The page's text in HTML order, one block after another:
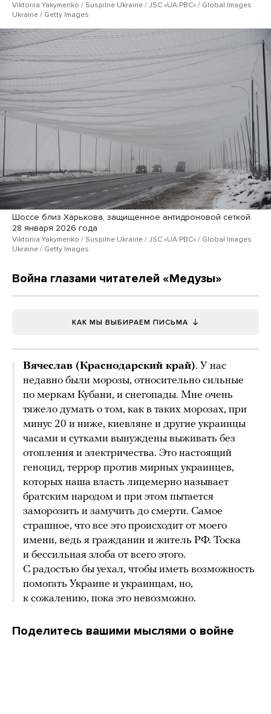
Viktoriia Yakymenko / Suspilne Ukraine / JSC «UA:PBC» / Global Images
Ukraine / Getty Images
Шоссе близ Харькова, защищенное антидроновой сеткой.
28 января 2026 года
Viktoriia Yakymenko / Suspilne Ukraine / JSC «UA:PBC» / Global Images
Ukraine / Getty Images
Война глазами читателей «Медузы»
КАК МЫ ВЫБИРАЕМ ПИСЬМА
Вячеслав (Краснодарский край). У нас
недавно были морозы, относительно сильные
по меркам Кубани, и снегопады. Мне очень
тяжело думать о том, как в таких морозах, при
минус 20 и ниже, киевляне и другие украинцы
часами и сутками вынуждены выживать без
отопления и электричества. Это настоящий
геноцид, террор против мирных украинцев,
которых наша власть лицемерно называет
братским народом и при этом пытается
заморозить и замучить до смерти. Самое
страшное, что все это происходит от моего
имени, ведь я гражданин и житель РФ. Тоска
и бессильная злоба от всего этого.
С радостью бы уехал, чтобы иметь возможность
помогать Украине и украинцам, но,
к сожалению, пока это невозможно.
Поделитесь вашими мыслями о войне